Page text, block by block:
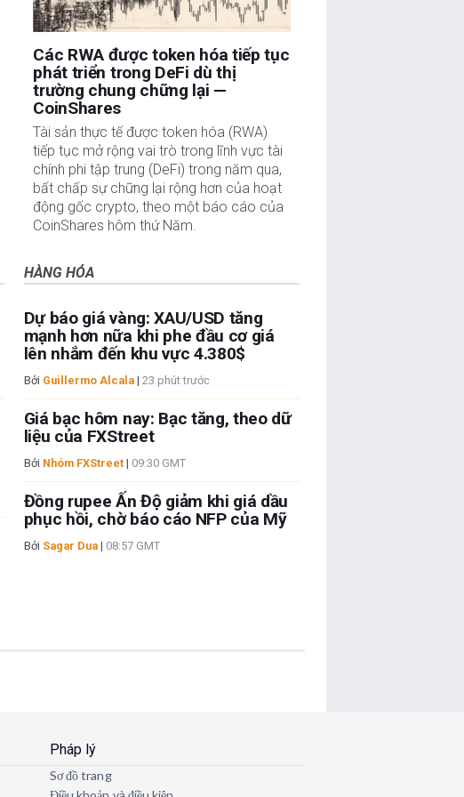
Các RWA được token hóa tiếp tục
phát triển trong DeFi dù thị
trường chung chững lại —
CoinShares
Tài sản thực tế được token hóa (RWA)
tiếp tục mở rộng vai trò trong lĩnh vực tài
chính phi tập trung (DeFi) trong năm qua,
bất chấp sự chững lại rộng hơn của hoạt
động gốc crypto, theo một báo cáo của
CoinShares hôm thứ Năm.
HÀNG HÓA
Dự báo giá vàng: XAU/USD tăng
mạnh hơn nữa khi phe đầu cơ giá
lên nhắm đến khu vực 4.380$
Bởi Guillermo Alcala| 23 phút trước
Giá bạc hôm nay: Bạc tăng, theo dữ
liệu của FXStreet
Bởi Nhóm FXStreet| 09:30 GMT
Đồng rupee Ấn Độ giảm khi giá dầu
phục hồi, chờ báo cáo NFP của Mỹ
Bởi Sagar Dua| 08:57 GMT
Pháp lý
Sơ đồ trang